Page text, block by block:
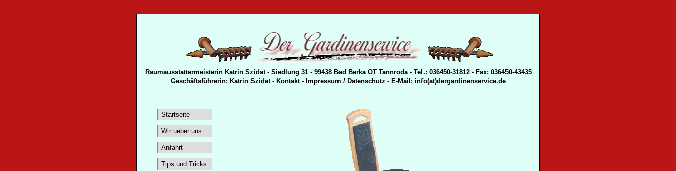
Raumausstattermeisterin Katrin Szidat - Siedlung 31 - 99438 Bad Berka OT Tannroda - Tel.: 036450-31812 - Fax: 036450-43435
Geschäftsführerin: Katrin Szidat - Kontakt- Impressum / Datenschutz - E-Mail: info(at)dergardinenservice.de
Startseite
Wir ueber uns
Anfahrt
Tips und Tricks